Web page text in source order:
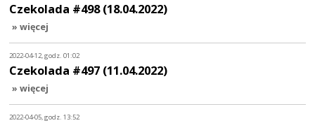
Czekolada #498 (18.04.2022)
» więcej
2022-04-12, godz. 01:02
Czekolada #497 (11.04.2022)
» więcej
2022-04-05, godz. 13:52